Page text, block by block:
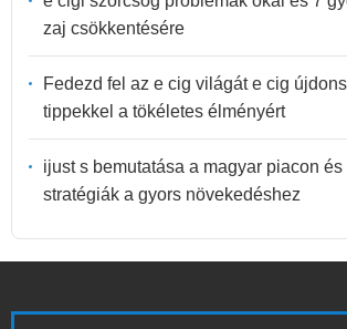
zaj csökkentésére
Fedezd fel az e cig világát e cig
tippekkel a tökéletes élményért
ijust s bemutatása a magyar piacon
stratégiák a gyors növekedéshez